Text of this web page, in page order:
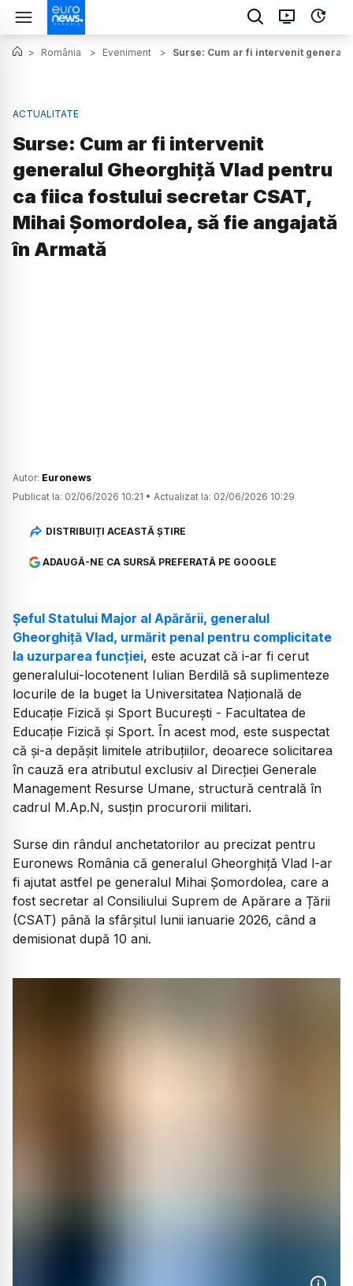
> România > Eveniment > Surse: Cum ar fi intervenit
ACTUALITATE
Surse: Cum ar fi intervenit
generalul Gheorghiță Vlad pentru
ca fiica fostului secretar CSAT,
Mihai Șomordolea, să fie angajată
în Armată
Autor: Euronews
Publicat la: 02/06/2026 10:21 • Actualizat la: 02/06/2026 10:29
DISTRIBUIȚI ACEASTĂ ȘTIRE
ADAUGĂ-NE CA SURSĂ PREFERATĂ PE GOOGLE
Șeful Statului Major al Apărării, generalul
Gheorghiță Vlad, urmărit penal pentru complicitate
la uzurparea funcției, este acuzat că i-ar fi cerut
generalului-locotenent Iulian Berdilă să suplimenteze
locurile de la buget la Universitatea Națională de
Educație Fizică și Sport București - Facultatea de
Educație Fizică și Sport. În acest mod, este suspectat
că și-a depășit limitele atribuțiilor, deoarece solicitarea
în cauză era atributul exclusiv al Direcției Generale
Management Resurse Umane, structură centrală în
cadrul M.Ap.N, susțin procurorii militari.
Surse din rândul anchetatorilor au precizat pentru
Euronews România că generalul Gheorghiță Vlad l-ar
fi ajutat astfel pe generalul Mihai Şomordolea, care a
fost secretar al Consiliului Suprem de Apărare a Țării
(CSAT) până la sfârșitul lunii ianuarie 2026, când a
demisionat după 10 ani.